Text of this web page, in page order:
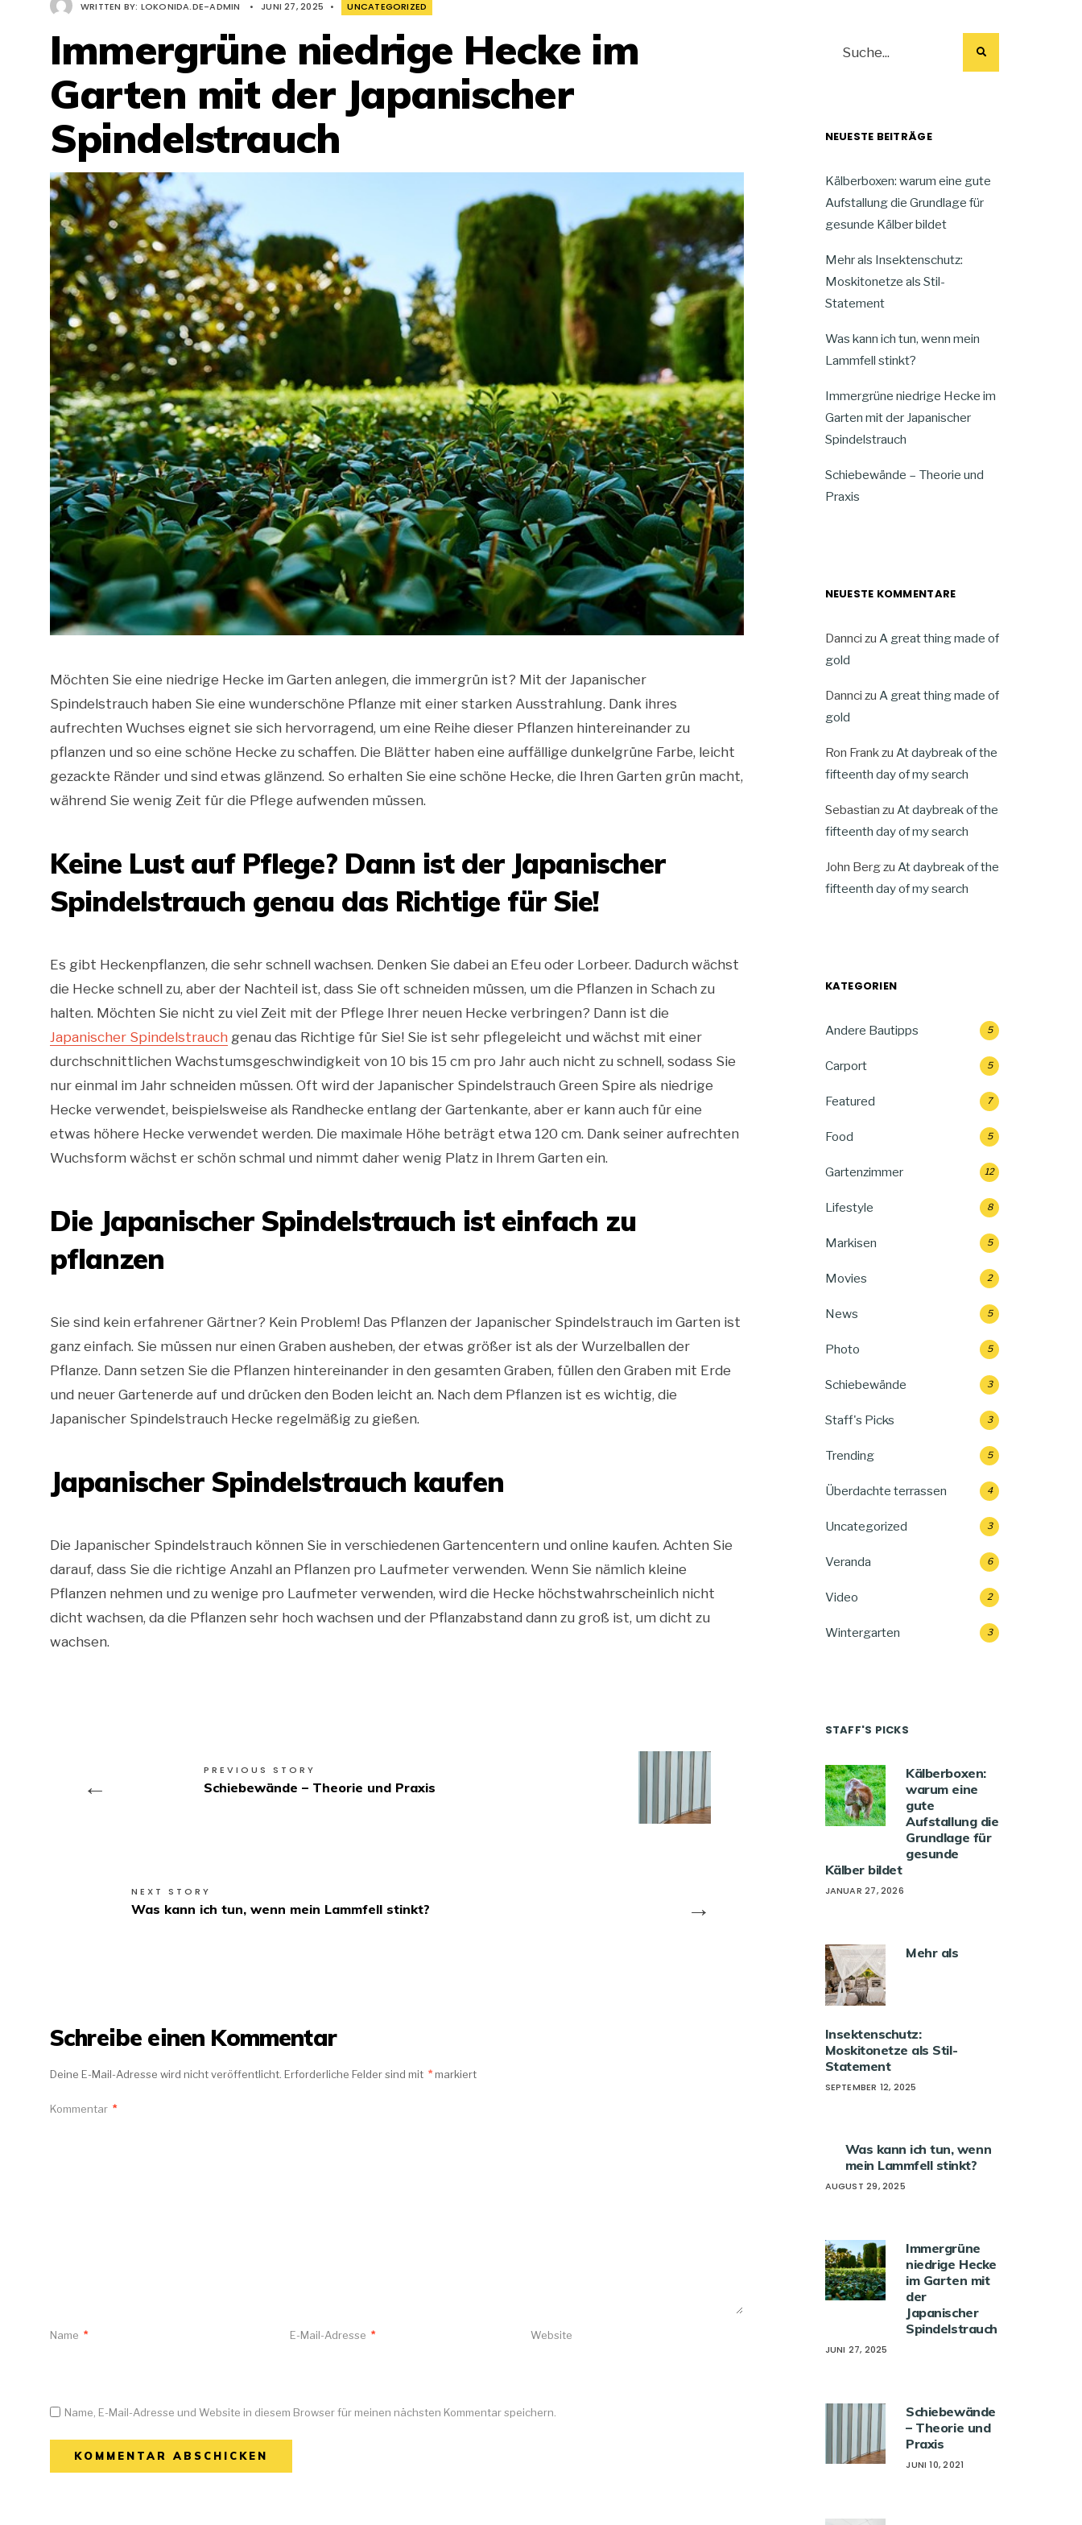
WRITTEN BY: LOKONIDA.DE-ADMIN • JUNI 27, 2025 • UNCATEGORIZED
Immergrüne niedrige Hecke im
Garten mit der Japanischer
Spindelstrauch
Möchten Sie eine niedrige Hecke im Garten anlegen, die immergrün ist? Mit der Japanischer
Spindelstrauch haben Sie eine wunderschöne Pflanze mit einer starken Ausstrahlung. Dank ihres
aufrechten Wuchses eignet sie sich hervorragend, um eine Reihe dieser Pflanzen hintereinander zu
pflanzen und so eine schöne Hecke zu schaffen. Die Blätter haben eine auffällige dunkelgrüne Farbe, leicht
gezackte Ränder und sind etwas glänzend. So erhalten Sie eine schöne Hecke, die Ihren Garten grün macht,
während Sie wenig Zeit für die Pflege aufwenden müssen.
Keine Lust auf Pflege? Dann ist der Japanischer
Spindelstrauch genau das Richtige für Sie!
Es gibt Heckenpflanzen, die sehr schnell wachsen. Denken Sie dabei an Efeu oder Lorbeer. Dadurch wächst
die Hecke schnell zu, aber der Nachteil ist, dass Sie oft schneiden müssen, um die Pflanzen in Schach zu
halten. Möchten Sie nicht zu viel Zeit mit der Pflege Ihrer neuen Hecke verbringen? Dann ist die
Japanischer Spindelstrauch genau das Richtige für Sie! Sie ist sehr pflegeleicht und wächst mit einer
durchschnittlichen Wachstumsgeschwindigkeit von 10 bis 15 cm pro Jahr auch nicht zu schnell, sodass Sie
nur einmal im Jahr schneiden müssen. Oft wird der Japanischer Spindelstrauch Green Spire als niedrige
Hecke verwendet, beispielsweise als Randhecke entlang der Gartenkante, aber er kann auch für eine
etwas höhere Hecke verwendet werden. Die maximale Höhe beträgt etwa 120 cm. Dank seiner aufrechten
Wuchsform wächst er schön schmal und nimmt daher wenig Platz in Ihrem Garten ein.
Die Japanischer Spindelstrauch ist einfach zu
pflanzen
Sie sind kein erfahrener Gärtner? Kein Problem! Das Pflanzen der Japanischer Spindelstrauch im Garten ist
ganz einfach. Sie müssen nur einen Graben ausheben, der etwas größer ist als der Wurzelballen der
Pflanze. Dann setzen Sie die Pflanzen hintereinander in den gesamten Graben, füllen den Graben mit Erde
und neuer Gartenerde auf und drücken den Boden leicht an. Nach dem Pflanzen ist es wichtig, die
Japanischer Spindelstrauch Hecke regelmäßig zu gießen.
Japanischer Spindelstrauch kaufen
Die Japanischer Spindelstrauch können Sie in verschiedenen Gartencentern und online kaufen. Achten Sie
darauf, dass Sie die richtige Anzahl an Pflanzen pro Laufmeter verwenden. Wenn Sie nämlich kleine
Pflanzen nehmen und zu wenige pro Laufmeter verwenden, wird die Hecke höchstwahrscheinlich nicht
dicht wachsen, da die Pflanzen sehr hoch wachsen und der Pflanzabstand dann zu groß ist, um dicht zu
wachsen.
←
PREVIOUS STORY
Schiebewände – Theorie und Praxis
→
NEXT STORY
Was kann ich tun, wenn mein Lammfell stinkt?
Schreibe einen Kommentar
Deine E-Mail-Adresse wird nicht veröffentlicht. Erforderliche Felder sind mit *markiert
Kommentar *
Name * E-Mail-Adresse * Website
Name, E-Mail-Adresse und Website in diesem Browser für meinen nächsten Kommentar speichern.
NEUESTE BEITRÄGE
Kälberboxen: warum eine gute
Aufstallung die Grundlage für
gesunde Kälber bildet
Mehr als Insektenschutz:
Moskitonetze als Stil-
Statement
Was kann ich tun, wenn mein
Lammfell stinkt?
Immergrüne niedrige Hecke im
Garten mit der Japanischer
Spindelstrauch
Schiebewände – Theorie und
Praxis
NEUESTE KOMMENTARE
Dannci zu A great thing made of
gold
Dannci zu A great thing made of
gold
Ron Frankzu At daybreak of the
fifteenth day of my search
Sebastian zu At daybreak of the
fifteenth day of my search
John Bergzu At daybreak of the
fifteenth day of my search
KATEGORIEN
Andere Bautipps 5
Carport 5
Featured 7
Food 5
Gartenzimmer 12
Lifestyle 8
Markisen 5
Movies 2
News 5
Photo 5
Schiebewände 3
Staff's Picks 3
Trending 5
Überdachte terrassen 4
Uncategorized 3
Veranda 6
Video 2
Wintergarten 3
STAFF'S PICKS
Kälberboxen:
warum eine
gute
Aufstallung die
Grundlage für
gesunde
Kälber bildet
JANUAR 27, 2026
Mehr als
Insektenschutz:
Moskitonetze als Stil-
Statement
SEPTEMBER 12, 2025
Was kann ich tun, wenn
mein Lammfell stinkt?
AUGUST 29, 2025
Immergrüne
niedrige Hecke
im Garten mit
der
Japanischer
Spindelstrauch
JUNI 27, 2025
Schiebewände
– Theorie und
Praxis
JUNI 10, 2021